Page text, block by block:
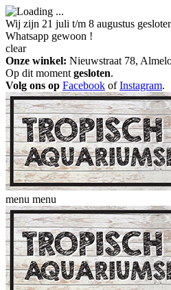
Wij zijn 21 juli t/m 8 augustus
Whatsapp gewoon !
clear
Onze winkel: Nieuwstraat 78,
Op dit moment gesloten.
Volg ons op Facebook ofInstagram.
menu menu